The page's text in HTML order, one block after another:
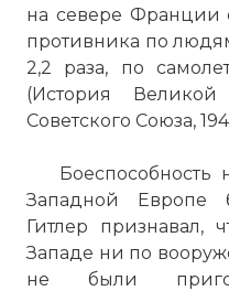
на севере Франции
противника по
2,2 раза, по
(История Великой
Советского Союза,
Западной Европе
Гитлер признавал,
Западе ни по
не были
Младший капрал
Королевских
своим товарищам
Нормандия, 6
Фото статьи: